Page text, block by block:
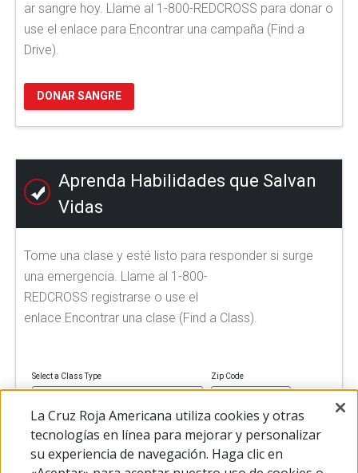
ar sangre hoy. Llame al 1-800-REDCROSS para donar o
use el enlace para Encontrar una campaña (Find a
Drive).
DONAR SANGRE
Aprenda Habilidades que Salvan
Vidas
Tome una clase y esté listo para responder si surge
una emergencia. Llame al 1-800-
REDCROSS registrarse o use el
enlace Encontrar una clase (Find a Class).
Select a Class Type Zip Code
FIND A CLASS
La Cruz Roja Americana utiliza cookies y otras
tecnologías en línea para mejorar y personalizar
su experiencia de navegación. Haga clic en